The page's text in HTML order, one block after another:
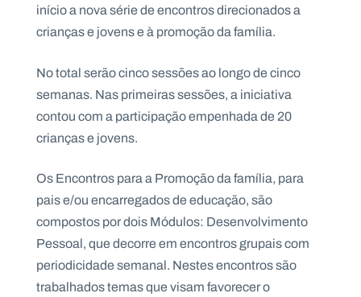
início a nova série de encontros direcionados a
crianças e jovens e à promoção da família.
No total serão cinco sessões ao longo de cinco
semanas. Nas primeiras sessões, a iniciativa
contou com a participação empenhada de 20
crianças e jovens.
Os Encontros para a Promoção da família, para
pais e/ou encarregados de educação, são
compostos por dois Módulos: Desenvolvimento
Pessoal, que decorre em encontros grupais com
periodicidade semanal. Nestes encontros são
trabalhados temas que visam favorecer o
A
N
A
O
N
L
S
a
l
i
a
n
o
s
.
p
t